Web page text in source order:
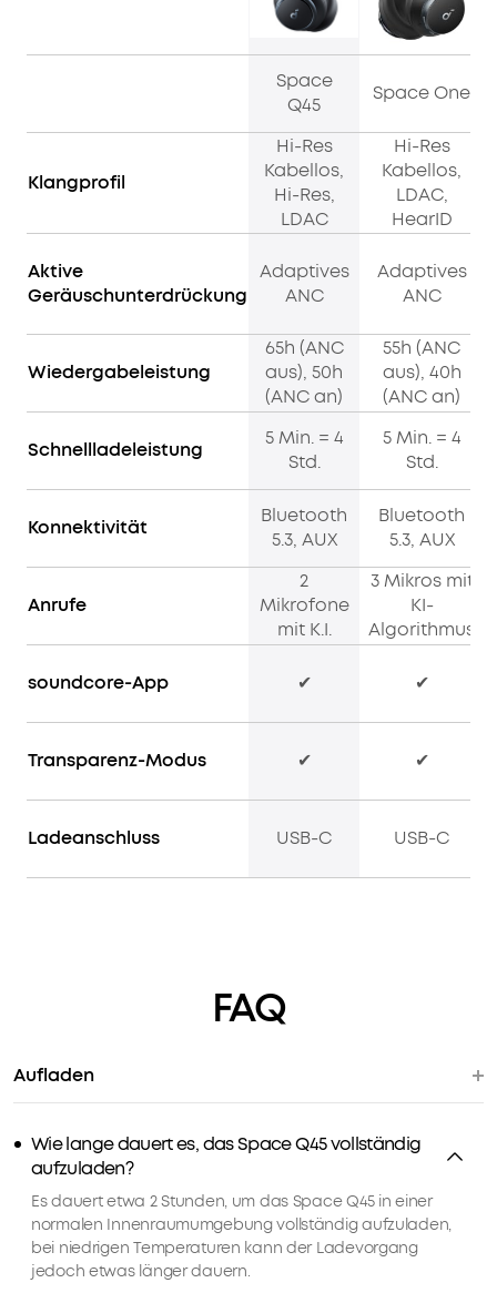
Space
Q45
Space One
Klangprofil
Hi-Res
Kabellos,
Hi-Res,
LDAC
Hi-Res
Kabellos,
LDAC,
HearID
Aktive
Geräuschunterdrückung
Adaptives
ANC
Adaptives
ANC
Wiedergabeleistung
65h (ANC
aus), 50h
(ANC an)
55h (ANC
aus), 40h
(ANC an)
Schnellladeleistung
5 Min. = 4
Std.
5 Min. = 4
Std.
Konnektivität
Bluetooth
5.3, AUX
Bluetooth
5.3, AUX
Anrufe
2
Mikrofone
mit K.I.
3 Mikros mit
KI-
Algorithmus
soundcore-App ✔ ✔
Transparenz-Modus ✔ ✔
Ladeanschluss USB-C USB-C
FAQ
Aufladen
Wie lange dauert es, das Space Q45 vollständig
aufzuladen?
Es dauert etwa 2 Stunden, um das Space Q45 in einer
normalen Innenraumumgebung vollständig aufzuladen,
bei niedrigen Temperaturen kann der Ladevorgang
jedoch etwas länger dauern.